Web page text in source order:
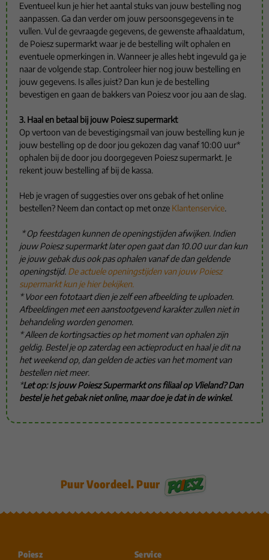
Eventueel kun je hier het aantal stuks van jouw bestelling nog
aanpassen. Ga dan verder om jouw persoonsgegevens in te
vullen. Vul de gevraagde gegevens, de gewenste afhaaldatum,
de Poiesz supermarkt waar je de bestelling wilt ophalen en
eventuele opmerkingen in. Wanneer je alles hebt ingevuld ga je
naar de volgende stap. Controleer hier nog jouw bestelling en
jouw gegevens. Is alles juist? Dan kun je de bestelling
bevestigen en gaan de bakkers van Poiesz voor jou aan de slag.
3. Haal en betaal bij jouw Poiesz supermarkt
Op vertoon van de bevestigingsmail van jouw bestelling kun je
jouw bestelling op de door jou gekozen dag vanaf 10:00 uur*
ophalen bij de door jou doorgegeven Poiesz supermarkt. Je
rekent jouw bestelling af bij de kassa.
Heb je vragen of suggesties over ons gebak of het online
bestellen? Neem dan contact op met onze Klantenservice.
* Op feestdagen kunnen de openingstijden afwijken. Indien
jouw Poiesz supermarkt later open gaat dan 10.00 uur dan kun
je jouw gebak dus ook pas ophalen vanaf de dan geldende
openingstijd. De actuele openingstijden van jouw Poiesz
supermarkt kun je hier bekijken.
* Voor een fototaart dien je zelf een afbeelding te uploaden.
Afbeeldingen met een aanstootgevend karakter zullen niet in
behandeling worden genomen.
* Alleen de kortingsacties op het moment van ophalen zijn
geldig. Bestel je op zaterdag een actieproduct en haal je dit na
het weekend op, dan gelden de acties van het moment van
bestellen niet meer.
*Let op: Is jouw Poiesz Supermarkt ons filiaal op Vlieland? Dan
bestel je het gebak niet online, maar doe je dat in de winkel.
Puur Voordeel. Puur
Poiesz
Service